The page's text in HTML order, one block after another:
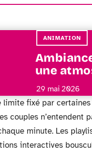
ANIMATION
une
29 mai 2026
limite fixé par
couples
minute. Les
interactives